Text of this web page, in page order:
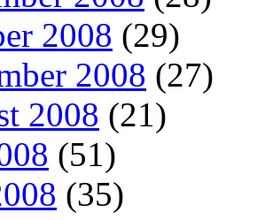
2008 (29)
2008 (27)
2008 (21)
(51)
(35)